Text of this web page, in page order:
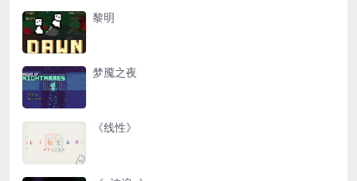
黎明
梦魇之夜
《线性》